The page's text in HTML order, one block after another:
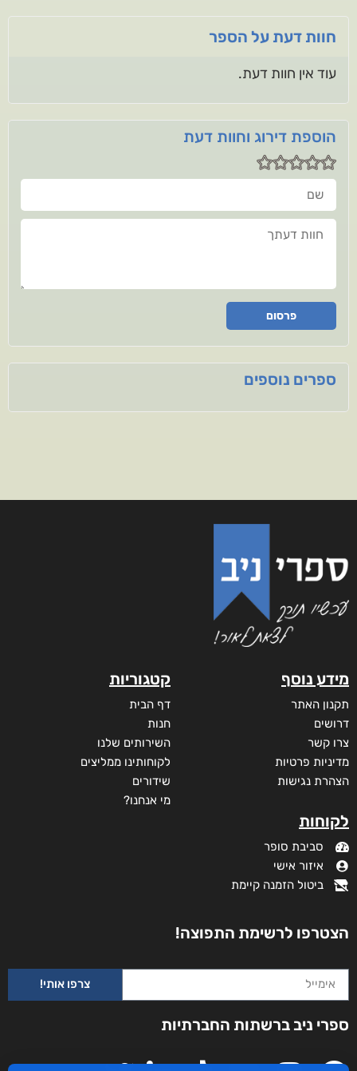
חוות דעת על הספר
עוד אין חוות דעת.
הוספת דירוג וחוות דעת
שם
חוות דעתך
פרסום
ספרים נוספים
מידע נוסף
תקנון האתר
דרושים
צרו קשר
מדיניות פרטיות
הצהרת נגישות
לקוחות
סביבת סופר
איזור אישי
ביטול הזמנה קיימת
קטגוריות
דף הבית
חנות
השירותים שלנו
לקוחותינו ממליצים
שידורים
מי אנחנו?
הצטרפו לרשימת התפוצה!
צרפו אותי!
ספרי ניב ברשתות החברתיות